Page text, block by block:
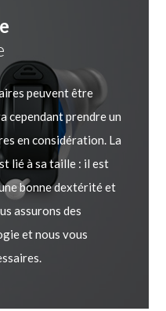
peuvent être
cependant prendre un
en considération. La
lié à sa taille : il est
bonne dextérité et
assurons des
et nous vous